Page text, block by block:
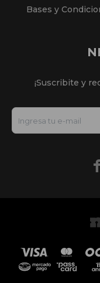
Bases y
¡Suscribite y